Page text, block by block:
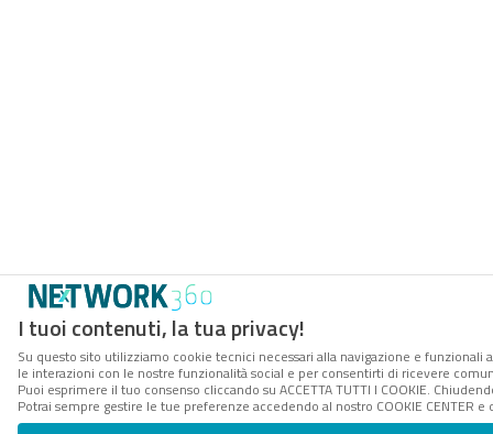
I tuoi contenuti, la tua privacy!
Su questo sito utilizziamo cookie tecnici necessari alla navigazione e
le interazioni con le nostre funzionalità social e per consentirti di ricevere
Puoi esprimere il tuo consenso cliccando su ACCETTA TUTTI I COOKIE.
Potrai sempre gestire le tue preferenze accedendo al nostro COOKIE